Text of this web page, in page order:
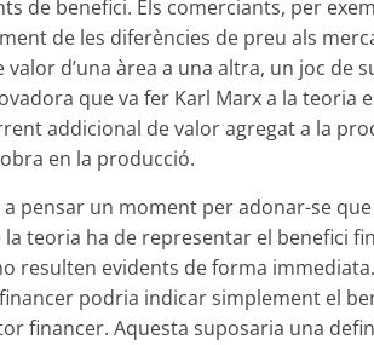
de benefici. Els comerciants, per
de les diferències de preu als
d’una àrea a una altra, un joc de
que va fer Karl Marx a la teoria
addicional de valor agregat a la
en la producció.
pensar un moment per adonar-se
la teoria ha de representar el benefici
resulten evidents de forma
podria indicar simplement el
financer. Aquesta suposaria una